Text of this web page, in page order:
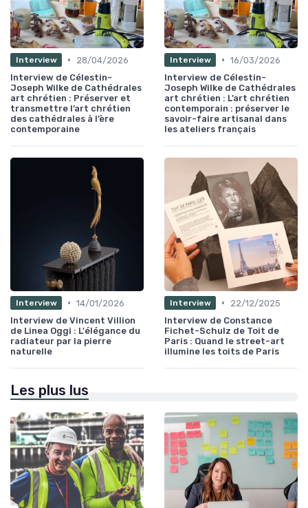
Interview •
28/04/2026
Interview de Célestin-
Joseph Wilke de Cathédrales
art chrétien : Préserver et
transmettre l’art chrétien
des cathédrales à l’ère
contemporaine
Interview • 16/03/2026
Interview de Célestin-
Joseph Wilke de Cathédrales
art chrétien : L’art chrétien
contemporain : préserver le
savoir-faire artisanal dans
les ateliers français
Interview • 14/01/2026
Interview de Vincent Villion
de Linea Oggi : L'élégance du
radiateur par la pierre
naturelle
Interview •
22/12/2025
Interview de Constance
Fichet-Schulz de Toit de
Paris : Quand le street-art
illumine les toits de Paris
Les plus lus